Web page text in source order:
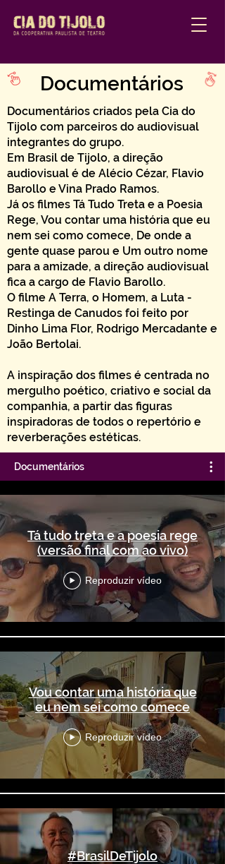
Documentários
Documentários criados pela Cia do
Tijolo com parceiros do audiovisual
integrantes do grupo.
Em Brasil de Tijolo, a direção
audiovisual é de Alécio Cézar, Flavio
Barollo e Vina Prado Ramos.
Já os filmes Tá Tudo Treta e a Poesia
Rege, Vou contar uma história que eu
nem sei como comece, De onde a
gente quase parou e Um outro nome
para a amizade, a direção audiovisual
fica a cargo de Flavio Barollo.
O filme A Terra, o Homem, a Luta -
Restinga de Canudos foi feito por
Dinho Lima Flor, Rodrigo Mercadante e
João Bertolai.
A inspiração dos filmes é centrada no
mergulho poético, criativo e social da
companhia, a partir das figuras
inspiradoras de todos o repertório e
reverberações estéticas.
Documentários
Tá tudo treta e a poesia rege
(versão final com ao vivo)
Reproduzir vídeo
Vou contar uma história que
eu nem sei como comece
Reproduzir vídeo
#BrasilDeTijolo